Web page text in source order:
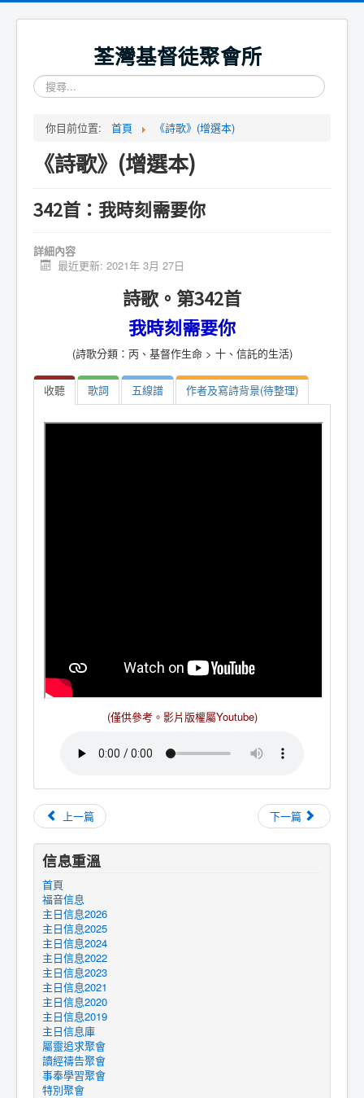
荃灣基督徒聚會所
搜
尋...
你目前位置:
首頁 《詩歌》(增選本)
《詩歌》(增選本)
342首：我時刻需要你
詳細內容
最近更新: 2021年 3月 27日
詩歌。第342首
我時刻需要你
(詩歌分類：丙、基督作生命 > 十、信託的生活)
收聽 歌詞 五線譜 作者及寫詩背景(待整理)
(僅供參考。影片版權屬Youtube)
上一篇 下一篇
信息重溫
首頁
福音信息
主日信息2026
主日信息2025
主日信息2024
主日信息2022
主日信息2023
主日信息2021
主日信息2020
主日信息2019
主日信息庫
屬靈追求聚會
讀經禱告聚會
事奉學習聚會
特別聚會